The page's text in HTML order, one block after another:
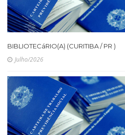
BIBLIOTECáRIO(A) (CURITIBA / PR )
Julho/2026